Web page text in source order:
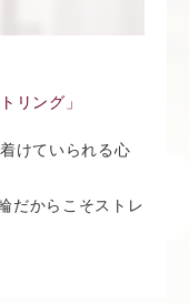
リング」
けていられる心
だからこそストレ